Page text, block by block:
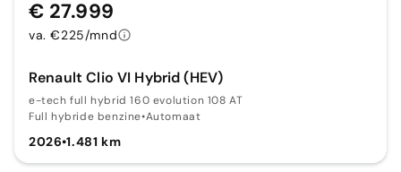
Renault Clio VI Hybrid (HEV)
e-tech full hybrid 160 evolution 108 AT
Full hybride benzine•Automaat
2026•1.481 km
€ 27.999
va. €225/mnd